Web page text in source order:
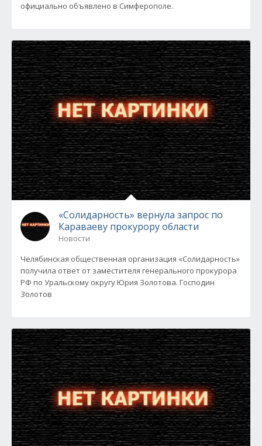
официально объявлено в Симферополе.
«Солидарность» вернула запрос по
Караваеву прокурору области
Новости
Челябинская общественная организация «Солидарность»
получила ответ от заместителя генерального прокурора
РФ по Уральскому округу Юрия Золотова. Господин
Золотов